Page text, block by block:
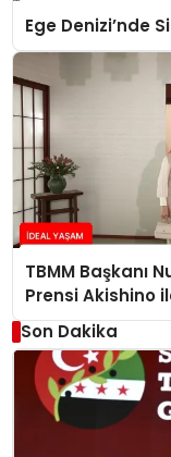
Ege Denizi’nde
TBMM Başkanı
Prensi Akishino
Son Dakika